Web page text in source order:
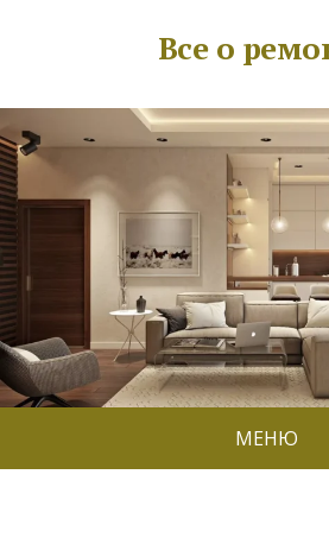
Все о
МЕНЮ